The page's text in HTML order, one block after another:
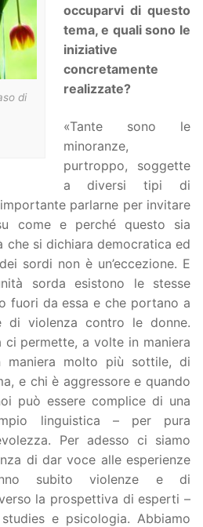
di
occuparvi di questo
tema, e quali sono le
iniziative
concretamente
realizzate?
«Tante sono le
minoranze,
purtroppo, soggette
a diversi tipi di
parlarne per invitare
come e perché questo sia
che si dichiara democratica ed
sordi non è un’eccezione. E
sorda esistono le stesse
fuori da essa e che portano a
violenza contro le donne.
ci permette, a volte in maniera
molto più sottile, di
e chi è aggressore e quando
può essere complice di una
linguistica – per pura
Per adesso ci siamo
di dar voce alle esperienze
subito violenze e di
la prospettiva di esperti –
e psicologia. Abbiamo